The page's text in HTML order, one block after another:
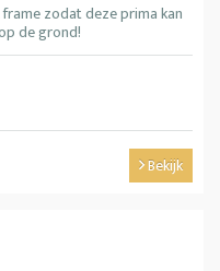
zodat deze prima kan
de grond!
Bekijk